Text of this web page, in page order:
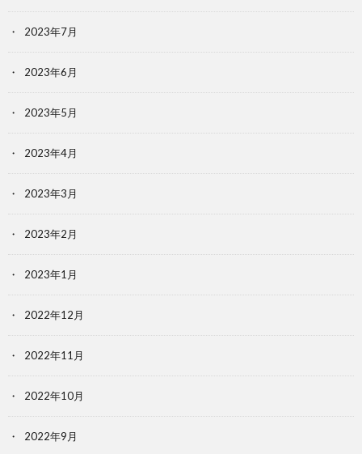
2023年7月
2023年6月
2023年5月
2023年4月
2023年3月
2023年2月
2023年1月
2022年12月
2022年11月
2022年10月
2022年9月